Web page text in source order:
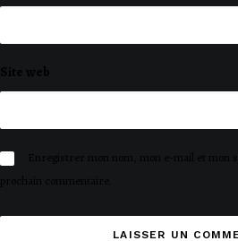
Site web
Enregistrer mon nom, mon e-mail et mon
prochain commentaire.